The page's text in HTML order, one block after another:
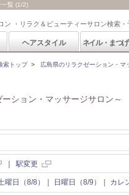
一覧 (1/2)
ン ・リラク＆ビューティーサロン検索・
ヘアスタイル ネイル・まつ
索トップ> 広島県のリラクゼーション・マ
ション・マッサージサロン～
駅変更
曜日（8/8） 日曜日（8/9） カレ